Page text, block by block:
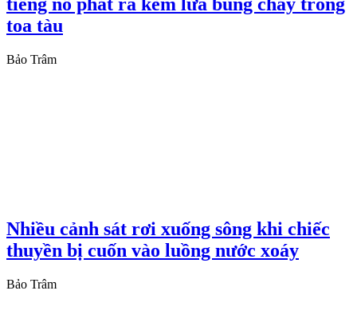
toa tàu
Bảo Trâm
Nhiều cảnh sát rơi xuống sông khi chiếc
thuyền bị cuốn vào luồng nước xoáy
Bảo Trâm